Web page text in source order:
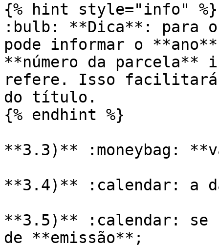
{% hint style="info" %}
:bulb: **Dica**: para
pode informar o
**número da parcela**
refere. Isso facilitará
do título.
{% endhint %}
**3.3)** :moneybag:
**3.4)** :calendar: a
**3.5)** :calendar: se
de **emissão**;